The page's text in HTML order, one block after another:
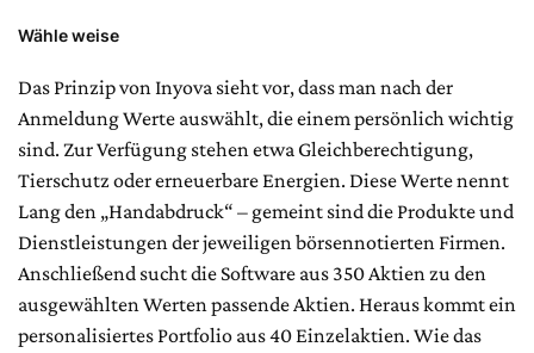
Wähle weise
Das Prinzip von Inyova sieht vor, dass man nach der
Anmeldung Werte auswählt, die einem persönlich wichtig
sind. Zur Verfügung stehen etwa Gleichberechtigung,
Tierschutz oder erneuerbare Energien. Diese Werte nennt
Lang den „Handabdruck“ – gemeint sind die Produkte und
Dienstleistungen der jeweiligen börsennotierten Firmen.
Anschließend sucht die Software aus 350 Aktien zu den
ausgewählten Werten passende Aktien. Heraus kommt ein
personalisiertes Portfolio aus 40 Einzelaktien. Wie das